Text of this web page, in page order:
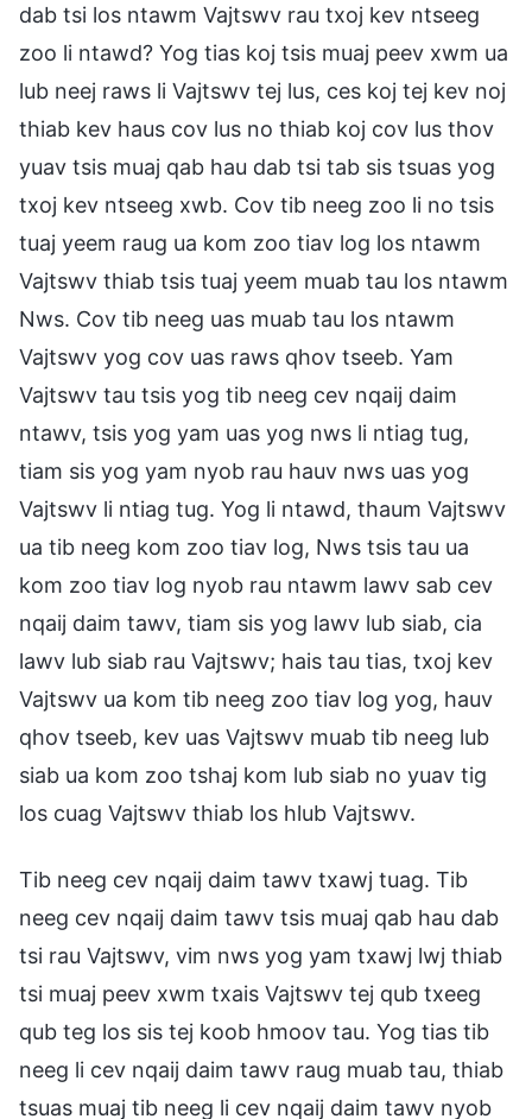
dab tsi los ntawm Vajtswv rau txoj kev ntseeg
zoo li ntawd? Yog tias koj tsis muaj peev xwm ua
lub neej raws li Vajtswv tej lus, ces koj tej kev noj
thiab kev haus cov lus no thiab koj cov lus thov
yuav tsis muaj qab hau dab tsi tab sis tsuas yog
txoj kev ntseeg xwb. Cov tib neeg zoo li no tsis
tuaj yeem raug ua kom zoo tiav log los ntawm
Vajtswv thiab tsis tuaj yeem muab tau los ntawm
Nws. Cov tib neeg uas muab tau los ntawm
Vajtswv yog cov uas raws qhov tseeb. Yam
Vajtswv tau tsis yog tib neeg cev nqaij daim
ntawv, tsis yog yam uas yog nws li ntiag tug,
tiam sis yog yam nyob rau hauv nws uas yog
Vajtswv li ntiag tug. Yog li ntawd, thaum Vajtswv
ua tib neeg kom zoo tiav log, Nws tsis tau ua
kom zoo tiav log nyob rau ntawm lawv sab cev
nqaij daim tawv, tiam sis yog lawv lub siab, cia
lawv lub siab rau Vajtswv; hais tau tias, txoj kev
Vajtswv ua kom tib neeg zoo tiav log yog, hauv
qhov tseeb, kev uas Vajtswv muab tib neeg lub
siab ua kom zoo tshaj kom lub siab no yuav tig
los cuag Vajtswv thiab los hlub Vajtswv.
Tib neeg cev nqaij daim tawv txawj tuag. Tib
neeg cev nqaij daim tawv tsis muaj qab hau dab
tsi rau Vajtswv, vim nws yog yam txawj lwj thiab
tsi muaj peev xwm txais Vajtswv tej qub txeeg
qub teg los sis tej koob hmoov tau. Yog tias tib
neeg li cev nqaij daim tawv raug muab tau, thiab
tsuas muaj tib neeg li cev nqaij daim tawv nyob